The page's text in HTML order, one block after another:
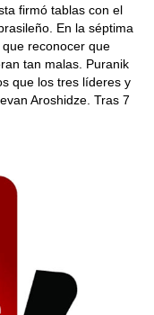
firmó tablas con el
En la séptima
reconocer que
tan malas. Puranik
que los tres líderes y
Aroshidze. Tras 7